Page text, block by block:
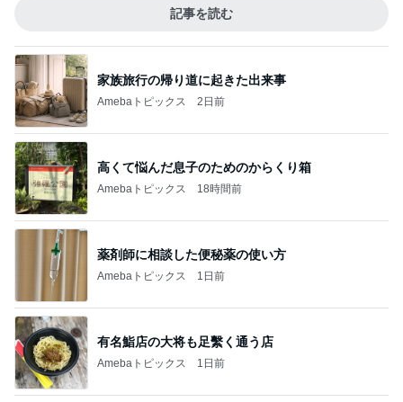
記事を読む
家族旅行の帰り道に起きた出来事
Amebaトピックス 2日前
高くて悩んだ息子のためのからくり箱
Amebaトピックス 18時間前
薬剤師に相談した便秘薬の使い方
Amebaトピックス 1日前
有名鮨店の大将も足繫く通う店
Amebaトピックス 1日前